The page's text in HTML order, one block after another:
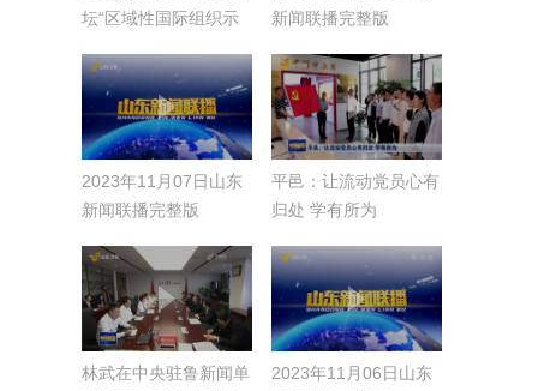
坛“区域性国际组织示
合作新平台、新实
践”分论坛在上海举行
新闻联播完整版
2023年11月07日山东
新闻联播完整版
平邑：让流动党员心有
归处 学有所为
林武在中央驻鲁新闻单
2023年11月06日山东